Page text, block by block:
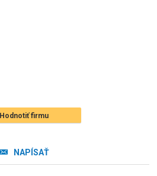
Hodnotiť firmu
NAPÍSAŤ